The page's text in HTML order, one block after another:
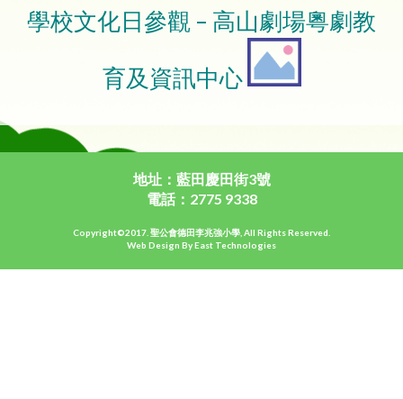
學校文化日參觀 – 高山劇場粵劇教
育及資訊中心
地址：藍田慶田街3號
電話：2775 9338
Copyright©2017. 聖公會德田李兆強小學, All Rights Reserved.
Web Design By East Technologies